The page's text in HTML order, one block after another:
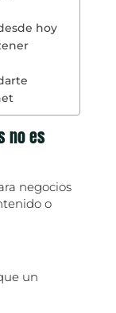
hoy
no es
negocios
o
un